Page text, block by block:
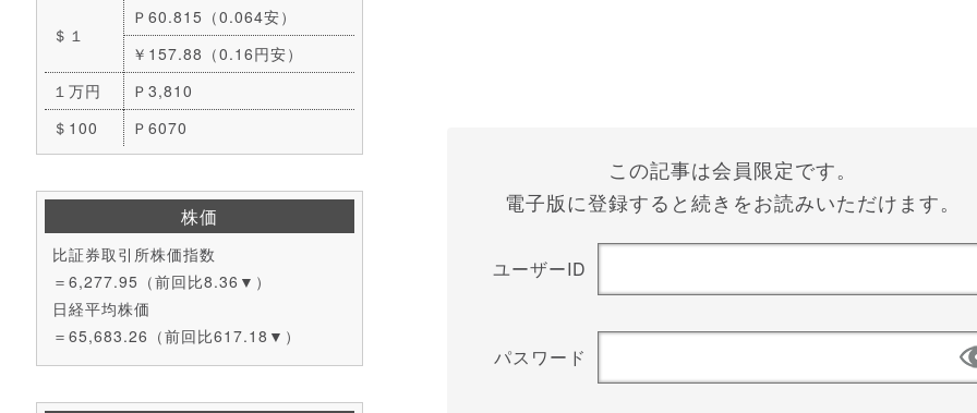
＄１
Ｐ60.815（0.064安）
￥157.88（0.16円安）
１万円
Ｐ3,810
＄100
Ｐ6070
株価
比証券取引所株価指数
＝6,277.95（前回比8.36▼）
日経平均株価
＝65,683.26（前回比617.18▼）
この記事は会員限定です。
電子版に登録すると続きをお読みいただけます。
ユーザーID
パスワード